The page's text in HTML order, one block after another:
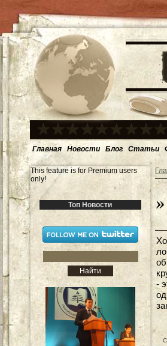
Главная Новости Блог Статьи
This feature is for Premium users
only!
Топ Новости
-